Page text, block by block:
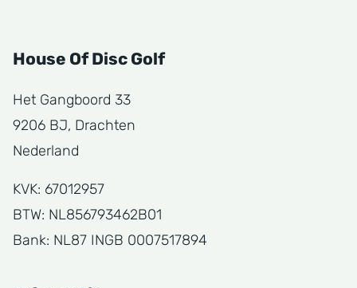
House Of Disc Golf
Het Gangboord 33
9206 BJ, Drachten
Nederland
KVK: 67012957
BTW: NL856793462B01
Bank: NL87 INGB 0007517894